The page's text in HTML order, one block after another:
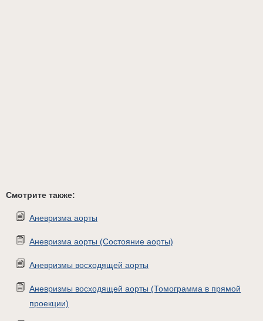
Смотрите также:
Аневризма аорты
Аневризма аорты (Состояние аорты)
Аневризмы восходящей аорты
Аневризмы восходящей аорты (Томограмма в прямой
проекции)